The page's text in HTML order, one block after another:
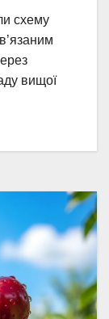
схему
вищої